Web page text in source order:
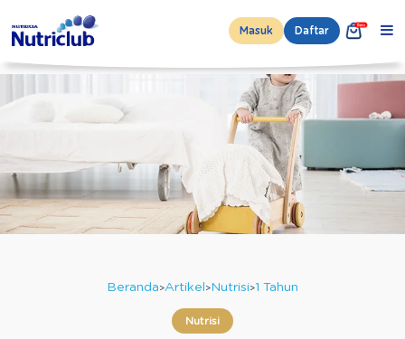
Masuk Daftar
Beranda Artikel Nutrisi 1 Tahun
Nutrisi